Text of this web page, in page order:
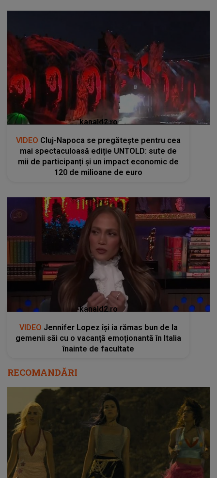
kanald2.ro
VIDEO Cluj-Napoca se pregătește pentru cea
mai spectaculoasă ediție UNTOLD: sute de
mii de participanți și un impact economic de
120 de milioane de euro
kanald2.ro
VIDEO Jennifer Lopez își ia rămas bun de la
gemenii săi cu o vacanță emoționantă în Italia
înainte de facultate
RECOMANDĂRI